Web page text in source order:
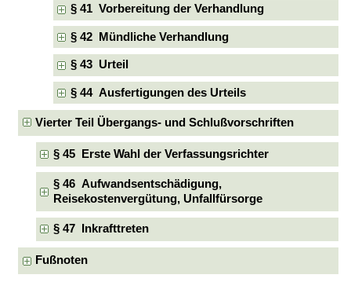
§ 41 Vorbereitung der Verhandlung
§ 42 Mündliche Verhandlung
§ 43 Urteil
§ 44 Ausfertigungen des Urteils
Vierter Teil Übergangs- und Schlußvorschriften
§ 45 Erste Wahl der Verfassungsrichter
§ 46 Aufwandsentschädigung,
Reisekostenvergütung, Unfallfürsorge
§ 47 Inkrafttreten
Fußnoten